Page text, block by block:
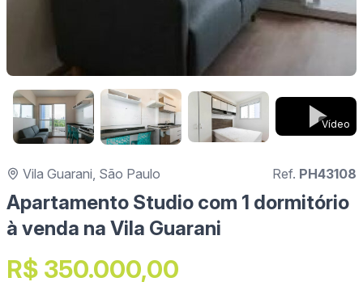
Vídeo
Vila Guarani, São Paulo Ref. PH43108
Apartamento Studio com 1 dormitório
à venda na Vila Guarani
R$ 350.000,00